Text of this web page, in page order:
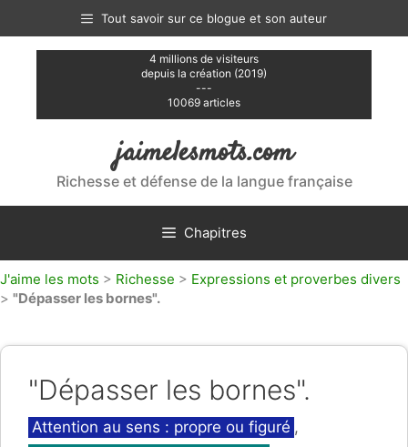
contenu
Tout savoir sur ce blogue et son auteur
4 millions de visiteurs
depuis la création (2019)
---
10069 articles
jaimelesmots.com
Richesse et défense de la langue française
Chapitres
J'aime les mots > Richesse > Expressions et proverbes divers
> "Dépasser les bornes".
"Dépasser les bornes".
Catégories
Attention au sens : propre ou figuré ,